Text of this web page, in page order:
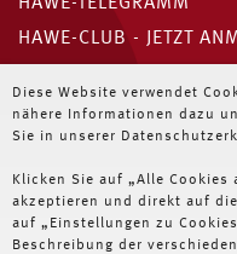
Diese Website verwendet
nähere Informationen dazu
Sie in unserer
Klicken Sie auf „Alle Cookies
akzeptieren und direkt auf
auf „Einstellungen zu
Beschreibung der
HAWE-CLUB - JETZT
Unser HAWE-
Immer die neuesten
JETZT ABONNIEREN